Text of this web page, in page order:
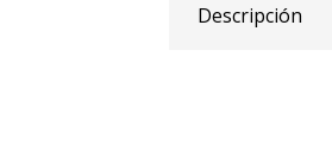
Descripción